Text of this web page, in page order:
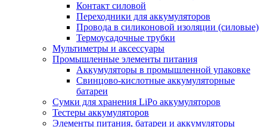
Контакт силовой
Переходники для аккумуляторов
Провода в силиконовой изоляции (силовые)
Термоусадочные трубки
Мультиметры и аксессуары
Промышленные элементы питания
Аккумуляторы в промышленной упаковке
Свинцово-кислотные аккумуляторные
батареи
Сумки для хранения LiPo аккумуляторов
Тестеры аккумуляторов
Элементы питания, батареи и аккумуляторы